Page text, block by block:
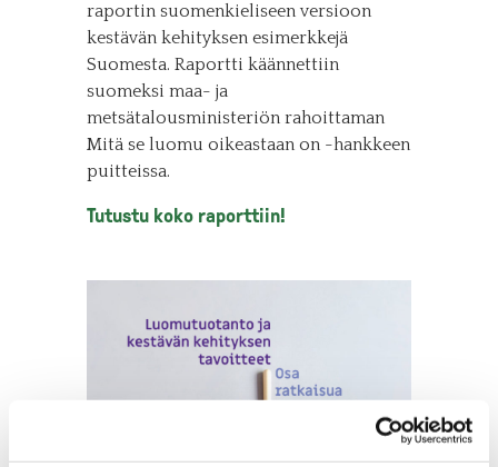
raportin suomenkieliseen versioon
kestävän kehityksen esimerkkejä
Suomesta. Raportti käännettiin
suomeksi maa- ja
metsätalousministeriön rahoittaman
Mitä se luomu oikeastaan on -hankkeen
puitteissa.
Tutustu koko raporttiin!